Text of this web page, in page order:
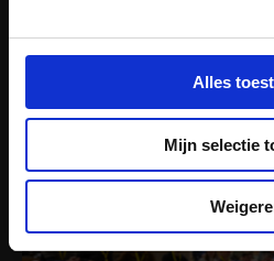
Alles
Mijn selectie
Masterclass
de